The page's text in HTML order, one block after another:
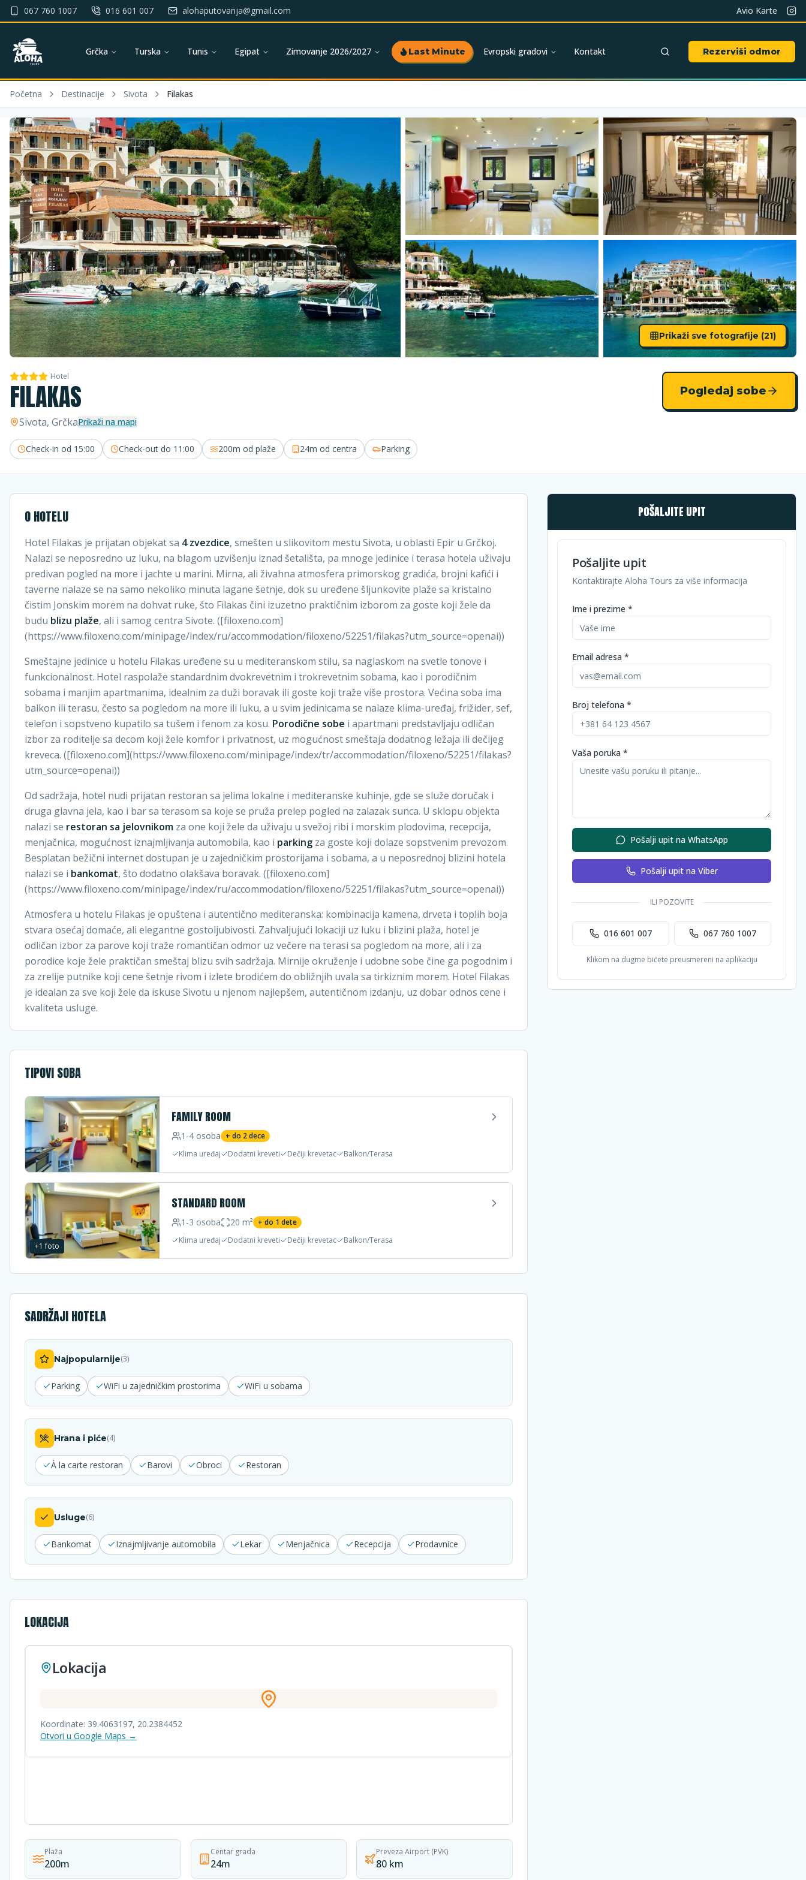
067 760 1007 016 601 007 alohaputovanja@gmail.com Avio Karte
Grčka Turska Tunis Egipat Zimovanje 2026/2027 Last Minute Evropski gradovi Kontakt Rezerviši odmor
Početna Destinacije Sivota Filakas
Prikaži sve fotografije (21)
Hotel
FILAKAS
Sivota, GrčkaPrikaži na mapi
Check-in od 15:00 Check-out do 11:00 200m od plaže 24m od centra Parking
Pogledaj sobe
O HOTELU
Hotel Filakas je prijatan objekat sa 4 zvezdice, smešten u slikovitom mestu Sivota, u oblasti Epir u Grčkoj.
Nalazi se neposredno uz luku, na blagom uzvišenju iznad šetališta, pa mnoge jedinice i terasa hotela uživaju
predivan pogled na more i jachte u marini. Mirna, ali živahna atmosfera primorskog gradića, brojni kafići i
taverne nalaze se na samo nekoliko minuta lagane šetnje, dok su uređene šljunkovite plaže sa kristalno
čistim Jonskim morem na dohvat ruke, što Filakas čini izuzetno praktičnim izborom za goste koji žele da
budu blizu plaže, ali i samog centra Sivote. ([filoxeno.com]
(https://www.filoxeno.com/minipage/index/ru/accommodation/filoxeno/52251/filakas?utm_source=openai))
Smeštajne jedinice u hotelu Filakas uređene su u mediteranskom stilu, sa naglaskom na svetle tonove i
funkcionalnost. Hotel raspolaže standardnim dvokrevetnim i trokrevetnim sobama, kao i porodičnim
sobama i manjim apartmanima, idealnim za duži boravak ili goste koji traže više prostora. Većina soba ima
balkon ili terasu, često sa pogledom na more ili luku, a u svim jedinicama se nalaze klima-uređaj, frižider, sef,
telefon i sopstveno kupatilo sa tušem i fenom za kosu. Porodične sobe i apartmani predstavljaju odličan
izbor za roditelje sa decom koji žele komfor i privatnost, uz mogućnost smeštaja dodatnog ležaja ili dečijeg
kreveca. ([filoxeno.com](https://www.filoxeno.com/minipage/index/tr/accommodation/filoxeno/52251/filakas?
utm_source=openai))
Od sadržaja, hotel nudi prijatan restoran sa jelima lokalne i mediteranske kuhinje, gde se služe doručak i
druga glavna jela, kao i bar sa terasom sa koje se pruža prelep pogled na zalazak sunca. U sklopu objekta
nalazi se restoran sa jelovnikom za one koji žele da uživaju u svežoj ribi i morskim plodovima, recepcija,
menjačnica, mogućnost iznajmljivanja automobila, kao i parking za goste koji dolaze sopstvenim prevozom.
Besplatan bežični internet dostupan je u zajedničkim prostorijama i sobama, a u neposrednoj blizini hotela
nalazi se i bankomat, što dodatno olakšava boravak. ([filoxeno.com]
(https://www.filoxeno.com/minipage/index/ru/accommodation/filoxeno/52251/filakas?utm_source=openai))
Atmosfera u hotelu Filakas je opuštena i autentično mediteranska: kombinacija kamena, drveta i toplih boja
stvara osećaj domaće, ali elegantne gostoljubivosti. Zahvaljujući lokaciji uz luku i blizini plaža, hotel je
odličan izbor za parove koji traže romantičan odmor uz večere na terasi sa pogledom na more, ali i za
porodice koje žele praktičan smeštaj blizu svih sadržaja. Mirnije okruženje i udobne sobe čine ga pogodnim i
za zrelije putnike koji cene šetnje rivom i izlete brodićem do obližnjih uvala sa tirkiznim morem. Hotel Filakas
je idealan za sve koji žele da iskuse Sivotu u njenom najlepšem, autentičnom izdanju, uz dobar odnos cene i
kvaliteta usluge.
TIPOVI SOBA
FAMILY ROOM
1-4 osoba + do 2dece
Klima uređaj
Dodatni kreveti Dečiji krevetac Balkon/Terasa
+1 foto
STANDARD ROOM
1-3 osoba 20 m² + do 1 dete
Klima uređaj
Dodatni kreveti Dečiji krevetac Balkon/Terasa
SADRŽAJI HOTELA
Najpopularnije(3)
Parking WiFi u zajedničkim prostorima WiFi u sobama
Hrana i piće(4)
À la carte restoran Barovi Obroci Restoran
Usluge(6)
Bankomat Iznajmljivanje automobila Lekar Menjačnica Recepcija Prodavnice
LOKACIJA
Lokacija
Koordinate: 39.4063197, 20.2384452
Otvori u Google Maps →
Plaža
200m
Centar grada
24m
Preveza Airport (PVK)
80 km
POŠALJITE UPIT
Pošaljite upit
Kontaktirajte Aloha Tours za više informacija
Ime i prezime *
Email adresa *
Broj telefona *
Vaša poruka *
Pošalji upit na WhatsApp
Pošalji upit na Viber
ILI POZOVITE
016 601 007 067 760 1007
Klikom na dugme bićete preusmereni na aplikaciju